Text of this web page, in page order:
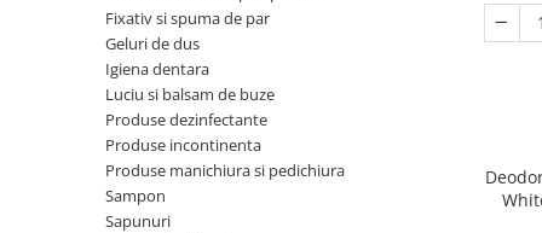
Curatatoare Legume si fructe
Cutii alimentare
Cutite si seturi de cutite
Eletrocasnice bucatarie
Expresoare
Detergenti Bucatarie
Detergenti Mobila
Detergenti Podele
Detergenti Universali
Dezinfectant toaleta
Dispensere
Luciu si balsam de buze
Produse dezinfectante
Produse incontinenta
Produse manichiura si pedichiura
Fixativ si spuma de par
Geluri de dus
Igiena dentara
Luciu si balsam de buze
Produse dezinfectante
Produse incontinenta
Produse manichiura si pedichiura
Sampon
Sapunuri